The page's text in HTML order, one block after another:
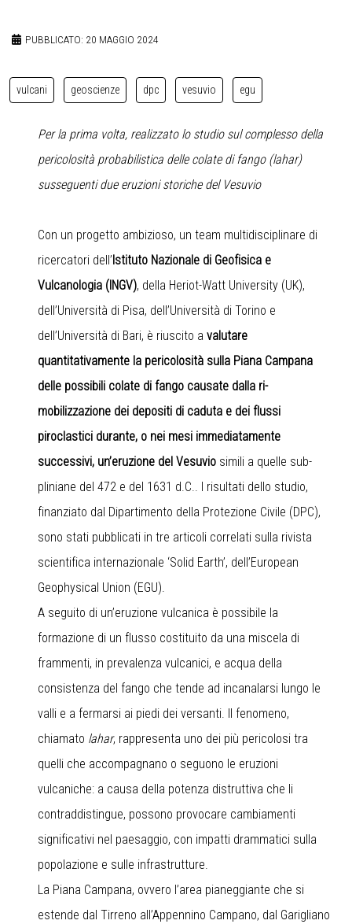
PUBBLICATO: 20 MAGGIO 2024
vulcani geoscienze dpc vesuvio egu
Per la prima volta, realizzato lo studio sul complesso della
pericolosità probabilistica delle colate di fango (lahar)
susseguenti due eruzioni storiche del Vesuvio
Con un progetto ambizioso, un team multidisciplinare di
ricercatori dell’ Istituto Nazionale di Geofisica e
Vulcanologia (INGV), della Heriot-Watt University (UK),
dell’Università di Pisa, dell’Università di Torino e
dell’Università di Bari, è riuscito a valutare
quantitativamente la pericolosità sulla Piana Campana
delle possibili colate di fango causate dalla ri-
mobilizzazione dei depositi di caduta e dei flussi
piroclastici durante, o nei mesi immediatamente
successivi, un’eruzione del Vesuvio simili a quelle sub-
pliniane del 472 e del 1631 d.C.. I risultati dello studio,
finanziato dal Dipartimento della Protezione Civile (DPC),
sono stati pubblicati in tre articoli correlati sulla rivista
scientifica internazionale ‘Solid Earth’, dell’European
Geophysical Union (EGU).
A seguito di un’eruzione vulcanica è possibile la
formazione di un flusso costituito da una miscela di
frammenti, in prevalenza vulcanici, e acqua della
consistenza del fango che tende ad incanalarsi lungo le
valli e a fermarsi ai piedi dei versanti. Il fenomeno,
chiamato lahar, rappresenta uno dei più pericolosi tra
quelli che accompagnano o seguono le eruzioni
vulcaniche: a causa della potenza distruttiva che li
contraddistingue, possono provocare cambiamenti
significativi nel paesaggio, con impatti drammatici sulla
popolazione e sulle infrastrutture.
La Piana Campana, ovvero l’area pianeggiante che si
estende dal Tirreno all’Appennino Campano, dal Garigliano